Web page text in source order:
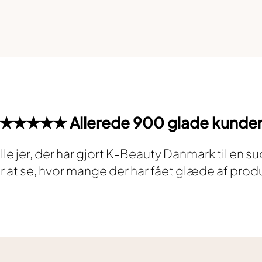
★★★★★ Allerede 900 glade kunder
jer, der har gjort K-Beauty Danmark til en
at se, hvor mange der har fået glæde af